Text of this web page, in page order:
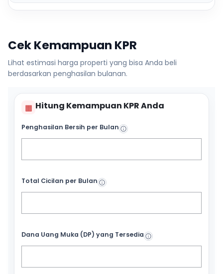
Cek Kemampuan KPR
Lihat estimasi harga properti yang bisa Anda beli
berdasarkan penghasilan bulanan.
▦ Hitung Kemampuan KPR Anda
Penghasilan Bersih per Bulan
Total Cicilan per Bulan
Dana Uang Muka (DP) yang Tersedia